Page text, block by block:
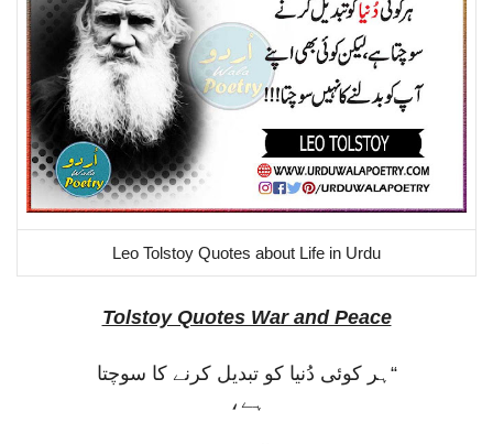
Leo Tolstoy Quotes about Life in Urdu
Tolstoy Quotes War and Peace
“ہر کوئی دُنیا کو تبدیل کرنے کا سوچتا
ہے،